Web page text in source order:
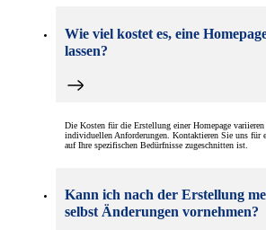
Wie viel kostet es, eine
lassen?
Die Kosten für die Erstellung einer Homepage
individuellen Anforderungen. Kontaktieren Sie uns für
auf Ihre spezifischen Bedürfnisse zugeschnitten ist.
Kann ich nach der Erstellung
selbst Änderungen vornehmen?